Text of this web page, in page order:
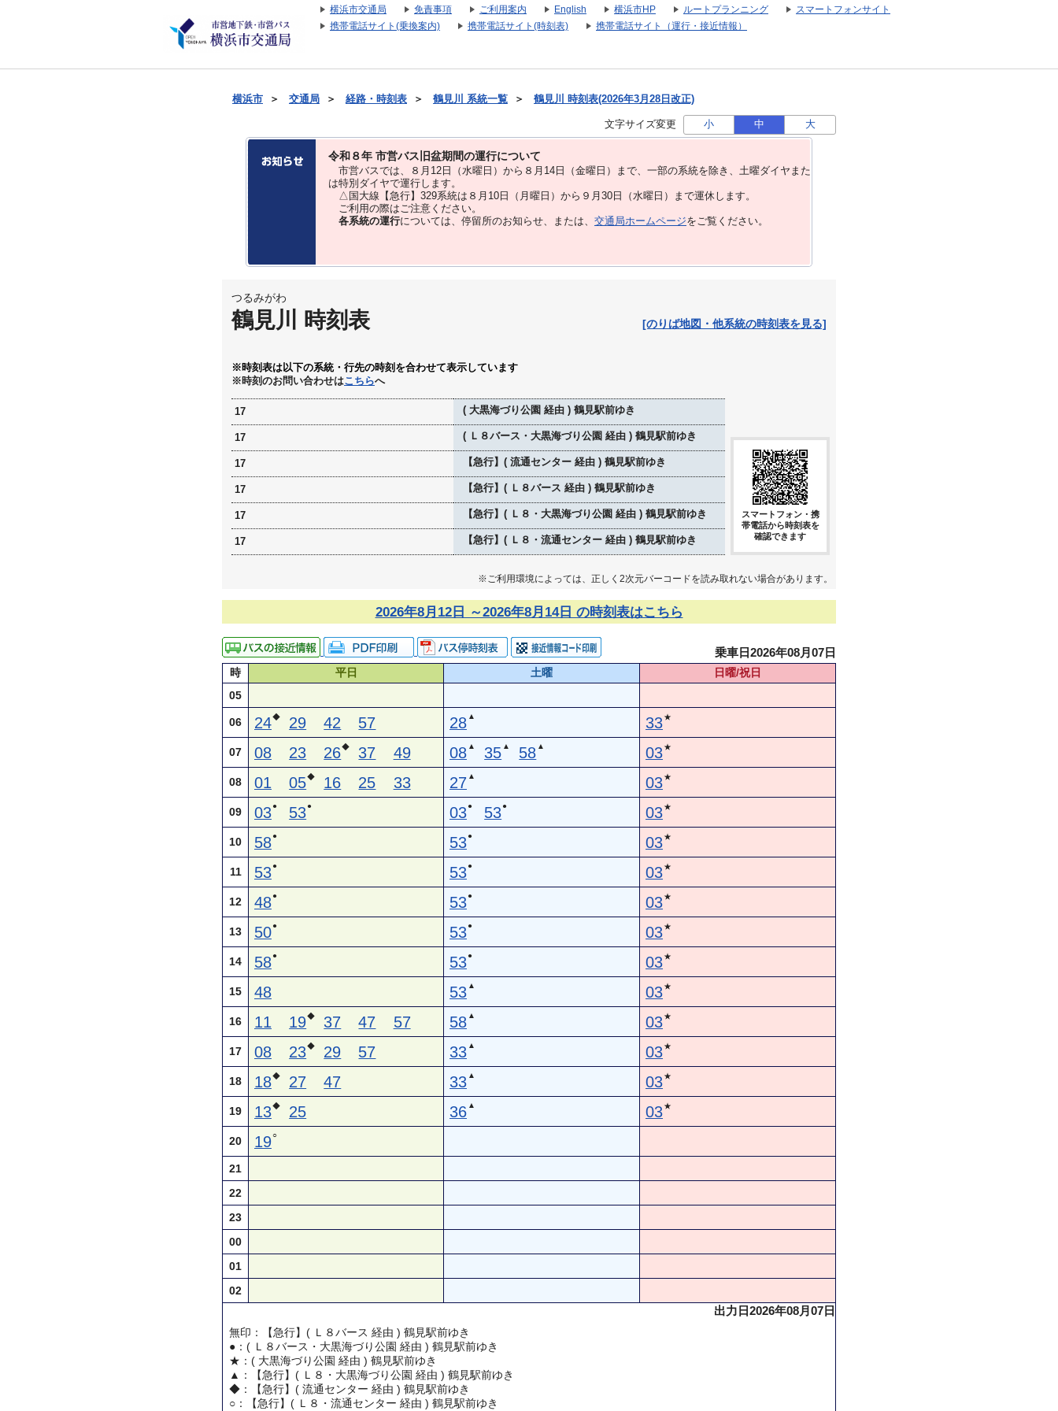
横浜市交通局 免責事項 ご利用案内 English 横浜市HP ルートプランニング
スマートフォンサイト
携帯電話サイト(乗換案内)
携帯電話サイト(時刻表) 携帯電話サイト（運行・接近情報）
横浜市 ＞ 交通局 ＞ 経路・時刻表 ＞ 鶴見川 系統一覧 ＞ 鶴見川 時刻表(2026年3月28日改正)
文字サイズ変更 小 中 大
令和８年 市営バス旧盆期間の運行について
市営バスでは、８⽉12⽇（水曜日）から８⽉14⽇（金曜日）まで、⼀部の系統を除き、⼟曜ダイヤまた
は特別ダイヤで運⾏します。
△国大線【急行】329系統は８月10日（月曜日）から９月30日（水曜日）まで運休します。
ご利用の際はご注意ください。
各系統の運行については、停留所のお知らせ、または、 交通局ホームページをご覧ください。
つるみがわ
鶴見川 時刻表 [のりば地図・他系統の時刻表を見る]
※時刻表は以下の系統・行先の時刻を合わせて表示しています
※時刻のお問い合わせはこちらへ
17 ( 大黒海づり公園 経由 ) 鶴見駅前ゆき
17 ( Ｌ８バース・大黒海づり公園 経由 ) 鶴見駅前ゆき
17 【急行】( 流通センター 経由 ) 鶴見駅前ゆき
17 【急行】( Ｌ８バース 経由 ) 鶴見駅前ゆき
17 【急行】( Ｌ８・大黒海づり公園 経由 ) 鶴見駅前ゆき
17 【急行】( Ｌ８・流通センター 経由 ) 鶴見駅前ゆき
スマートフォン・携
帯電話から時刻表を
確認できます
※ご利用環境によっては、正しく2次元バーコードを読み取れない場合があります。
2026年8月12日 ～2026年8月14日 の時刻表はこちら
乗車日2026年08月07日
時 平日 土曜
日曜/祝日
05
06 24◆ 29 42 57 28 ▲ 33★
07 08 23 26◆ 37 49 08 ▲ 35 ▲ 58 ▲ 03★
08 01 05◆ 16 25 33 27 ▲ 03★
09 03● 53● 03● 53● 03★
10 58● 53● 03★
11 53● 53● 03★
12 48● 53● 03★
13 50● 53● 03★
14 58● 53● 03★
15 48 53 ▲ 03★
16 11 19◆ 37 47 57 58 ▲ 03★
17 08 23◆ 29 57 33 ▲ 03★
18 18◆ 27 47 33 ▲ 03★
19 13◆ 25 36 ▲ 03★
20 19○
21
22
23
00
01
02
出力日2026年08月07日
無印：【急行】( Ｌ８バース 経由 ) 鶴見駅前ゆき
●：( Ｌ８バース・大黒海づり公園 経由 ) 鶴見駅前ゆき
★：( 大黒海づり公園 経由 ) 鶴見駅前ゆき
▲：【急行】( Ｌ８・大黒海づり公園 経由 ) 鶴見駅前ゆき
◆：【急行】( 流通センター 経由 ) 鶴見駅前ゆき
○：【急行】( Ｌ８・流通センター 経由 ) 鶴見駅前ゆき